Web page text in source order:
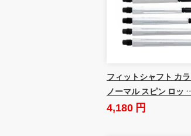
フィットシャフト カ
ノーマル スピン ロッ
4,180 円